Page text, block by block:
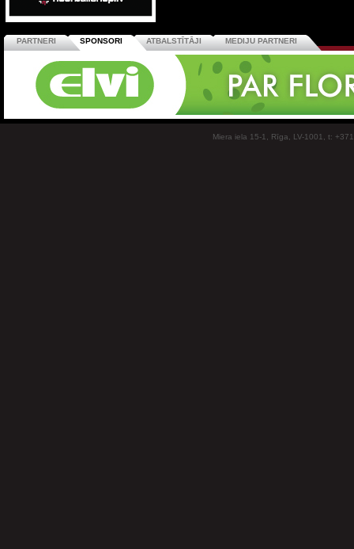
PARTNERI SPONSORI ATBALSTĪTĀJI MEDIJU PARTNERI
Miera iela 15-1, Rīga, LV-1001, t: